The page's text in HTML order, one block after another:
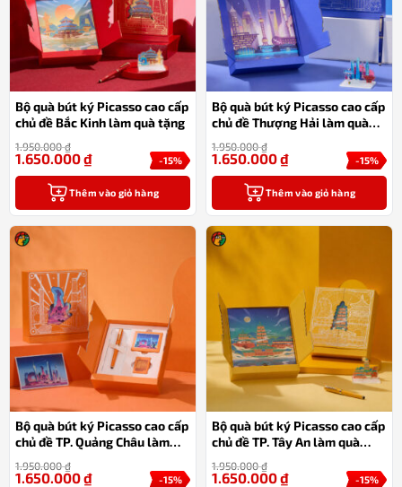
Bộ quà bút ký Picasso cao cấp
chủ đề Bắc Kinh làm quà tặng
1.950.000₫
-15%
1.650.000₫
Thêm vào giỏ hàng
Bộ quà bút ký Picasso cao cấp
chủ đề Thượng Hải làm quà
1.950.000₫
-15%
1.650.000₫
Thêm vào giỏ hàng
Bộ quà bút ký Picasso cao cấp
chủ đề TP. Quảng Châu làm
1.950.000₫
-15%
1.650.000₫
Bộ quà bút ký Picasso cao cấp
chủ đề TP. Tây An làm quà
1.950.000₫
-15%
1.650.000₫